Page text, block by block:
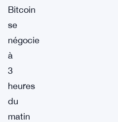
Bitcoin
se
négocie
à
3
heures
du
matin